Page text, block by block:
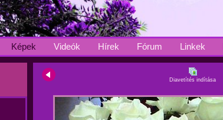
Képek Videók Hírek Fórum Linkek
Diavetítés indítása